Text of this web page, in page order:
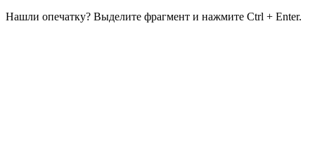
Нашли опечатку? Выделите фрагмент и нажмите Ctrl + Enter.